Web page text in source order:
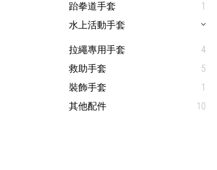
跆拳道手套
1
水上活動手套
拉繩專用手套
4
救助手套
5
裝飾手套
1
其他配件
10